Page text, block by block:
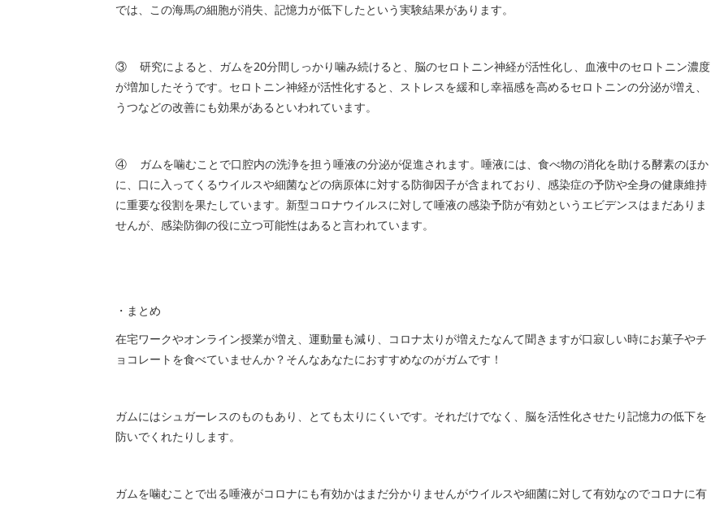
では、この海馬の細胞が消失、記憶力が低下したという実験結果があります。
③ 研究によると、ガムを20分間しっかり噛み続けると、脳のセロトニン神経が活性化し、血液中のセロトニン濃度
が増加したそうです。セロトニン神経が活性化すると、ストレスを緩和し幸福感を高めるセロトニンの分泌が増え、
うつなどの改善にも効果があるといわれています。
④ ガムを噛むことで口腔内の洗浄を担う唾液の分泌が促進されます。唾液には、食べ物の消化を助ける酵素のほか
に、口に入ってくるウイルスや細菌などの病原体に対する防御因子が含まれており、感染症の予防や全身の健康維持
に重要な役割を果たしています。新型コロナウイルスに対して唾液の感染予防が有効というエビデンスはまだありま
せんが、感染防御の役に立つ可能性はあると言われています。
・まとめ
在宅ワークやオンライン授業が増え、運動量も減り、コロナ太りが増えたなんて聞きますが口寂しい時にお菓子やチ
ョコレートを食べていませんか？そんなあなたにおすすめなのがガムです！
ガムにはシュガーレスのものもあり、とても太りにくいです。それだけでなく、脳を活性化させたり記憶力の低下を
防いでくれたりします。
ガムを噛むことで出る唾液がコロナにも有効かはまだ分かりませんがウイルスや細菌に対して有効なのでコロナに有